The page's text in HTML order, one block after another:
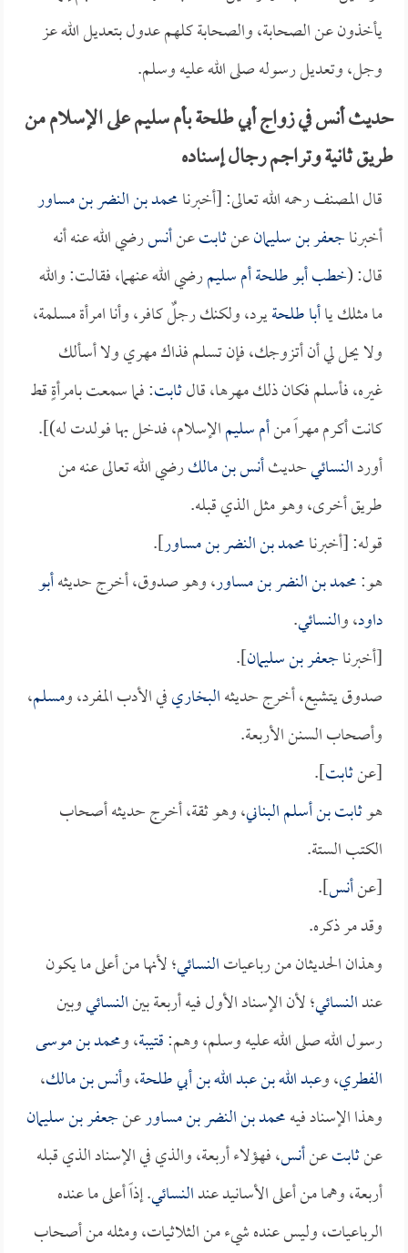
يأخذون عن الصحابة، والصحابة كلهم عدول بتعديل الله عز
وجل، وتعديل رسوله صلى الله عليه وسلم.
حديث أنس في زواج أبي طلحة بأم سليم على الإسلام من
طريق ثانية وتراجم رجال إسناده
قال المصنف رحمه الله تعالى: [أخبرنامحمد بن النضر بن مساور
أخبرناجعفر بن سليمانعنثابتعنأنسرضي الله عنه أنه
قال: (خطبأبو طلحةأم سليمرضي الله عنهما، فقالت: والله
ما مثلك ياأبا طلحةيرد، ولكنك رجلٌ كافر، وأنا امرأة مسلمة،
ولا يحل لي أن أتزوجك، فإن تسلم فذاك مهري ولا أسألك
غيره، فأسلم فكان ذلك مهرها، قالثابت: فما سمعت بامرأةٍ قط
كانت أكرم مهراً منأم سليمالإسلام، فدخل بها فولدت له)].
أوردالنسائيحديثأنس بن مالكرضي الله تعالى عنه من
طريق أخرى، وهو مثل الذي قبله.
قوله: [أخبرنامحمد بن النضر بن مساور].
هو:محمد بن النضر بن مساور، وهو صدوق، أخرج حديثهأبو
داود، والنسائي.
[أخبرناجعفر بن سليمان].
صدوق يتشيع، أخرج حديثهالبخاريفي الأدب المفرد، ومسلم،
وأصحاب السنن الأربعة.
[عنثابت].
هوثابت بن أسلم البناني، وهو ثقة، أخرج حديثه أصحاب
الكتب الستة.
[عنأنس].
وقد مر ذكره.
وهذان الحديثان من رباعياتالنسائي؛ لأنها من أعلى ما يكون
عندالنسائي؛ لأن الإسناد الأول فيه أربعة بينالنسائيوبين
رسول الله صلى الله عليه وسلم، وهم:قتيبة، ومحمد بن موسى
الفطري، وعبد الله بن عبد الله بن أبي طلحة، وأنس بن مالك،
وهذا الإسناد فيهمحمد بن النضر بن مساورعنجعفر بن سليمان
عنثابتعنأنس، فهؤلاء أربعة، والذي في الإسناد الذي قبله
أربعة، وهما من أعلى الأسانيد عندالنسائي. إذاً أعلى ما عنده
الرباعيات، وليس عنده شيء من الثلاثيات، ومثله من أصحاب